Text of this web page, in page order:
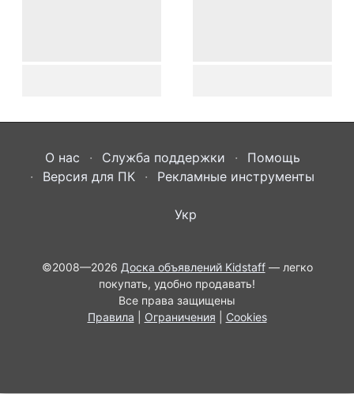
О нас Служба поддержки
Помощь
Версия для ПК
Рекламные инструменты
Укр
©2008—2026 Доска объявлений Kidstaff— легко
покупать, удобно продавать!
Все права защищены
Правила
Ограничения Cookies